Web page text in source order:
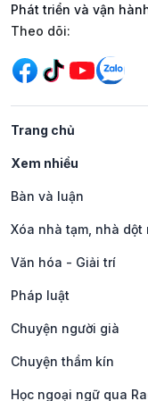
Phát triển và vận
Mạng xã hội
Theo dõi:
Trang chủ
Xem nhiều
Bàn và luận
Xóa nhà tạm, nhà dột
Văn hóa - Giải trí
Pháp luật
Chuyện người già
Chuyện thầm kín
Học ngoại ngữ qua